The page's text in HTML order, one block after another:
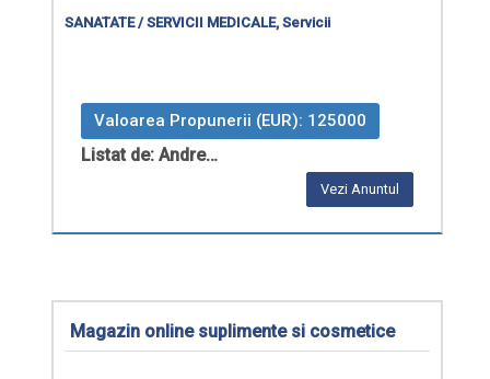
SANATATE / SERVICII MEDICALE, Servicii
Valoarea Propunerii (EUR): 125000
Listat de: Andre…
Vezi Anuntul
Magazin online suplimente si cosmetice